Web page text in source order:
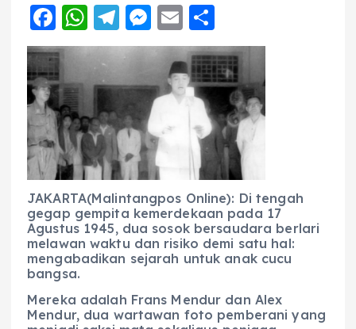
F
a
c
e
b
o
o
k
W
h
a
ts
A
p
p
T
el
e
g
r
a
m
M
e
ss
e
n
g
er
E
m
ai
l
h
a
re
JAKARTA(Malintangpos Online): Di tengah
gegap gempita kemerdekaan pada 17
Agustus 1945, dua sosok bersaudara berlari
melawan waktu dan risiko demi satu hal:
mengabadikan sejarah untuk anak cucu
bangsa.
Mereka adalah Frans Mendur dan Alex
Mendur, dua wartawan foto pemberani yang